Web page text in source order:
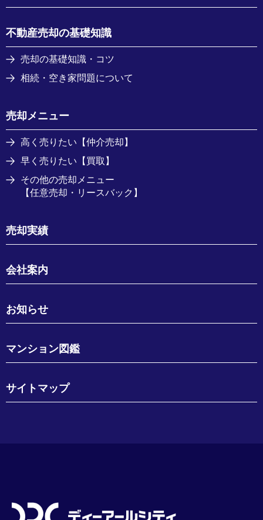
不動産売却の基礎知識
売却の基礎知識・コツ
相続・空き家問題について
売却メニュー
高く売りたい【仲介売却】
早く売りたい【買取】
その他の売却メニュー
【任意売却・リースバック】
売却実績
会社案内
お知らせ
マンション図鑑
サイトマップ